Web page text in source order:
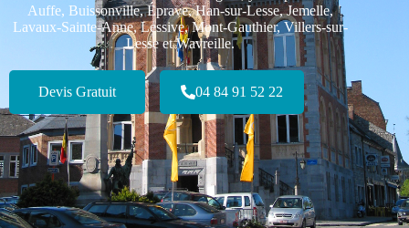
Auffe, Buissonville, Éprave, Han-sur-Lesse, Jemelle,
Lavaux-Sainte-Anne, Lessive, Mont-Gauthier, Villers-sur-
Lesse et Wavreille.
Devis Gratuit 04 84 91 52 22